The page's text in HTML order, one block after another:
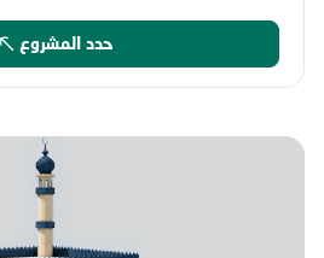
حدد المشروع